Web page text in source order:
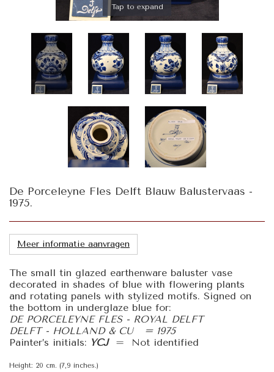
Tap to expand
De Porceleyne Fles Delft Blauw Balustervaas -
1975.
Meer informatie aanvragen
The small tin glazed earthenware baluster vase
decorated in shades of blue with flowering plants
and rotating panels with stylized motifs. Signed on
the bottom in underglaze blue for:
DE PORCELEYNE FLES - ROYAL DELFT
DELFT - HOLLAND & CU = 1975
Painter’s initials: YCJ = Not identified
Height: 20 cm. (7,9 inches.)